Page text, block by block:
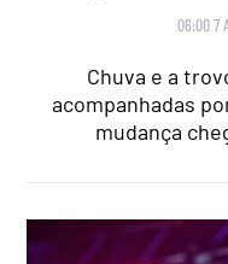
06:00 7
Chuva e a
acompanhadas
mudança